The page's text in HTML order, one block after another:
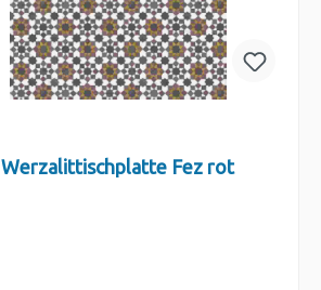
Werzalittischplatte Fez rot